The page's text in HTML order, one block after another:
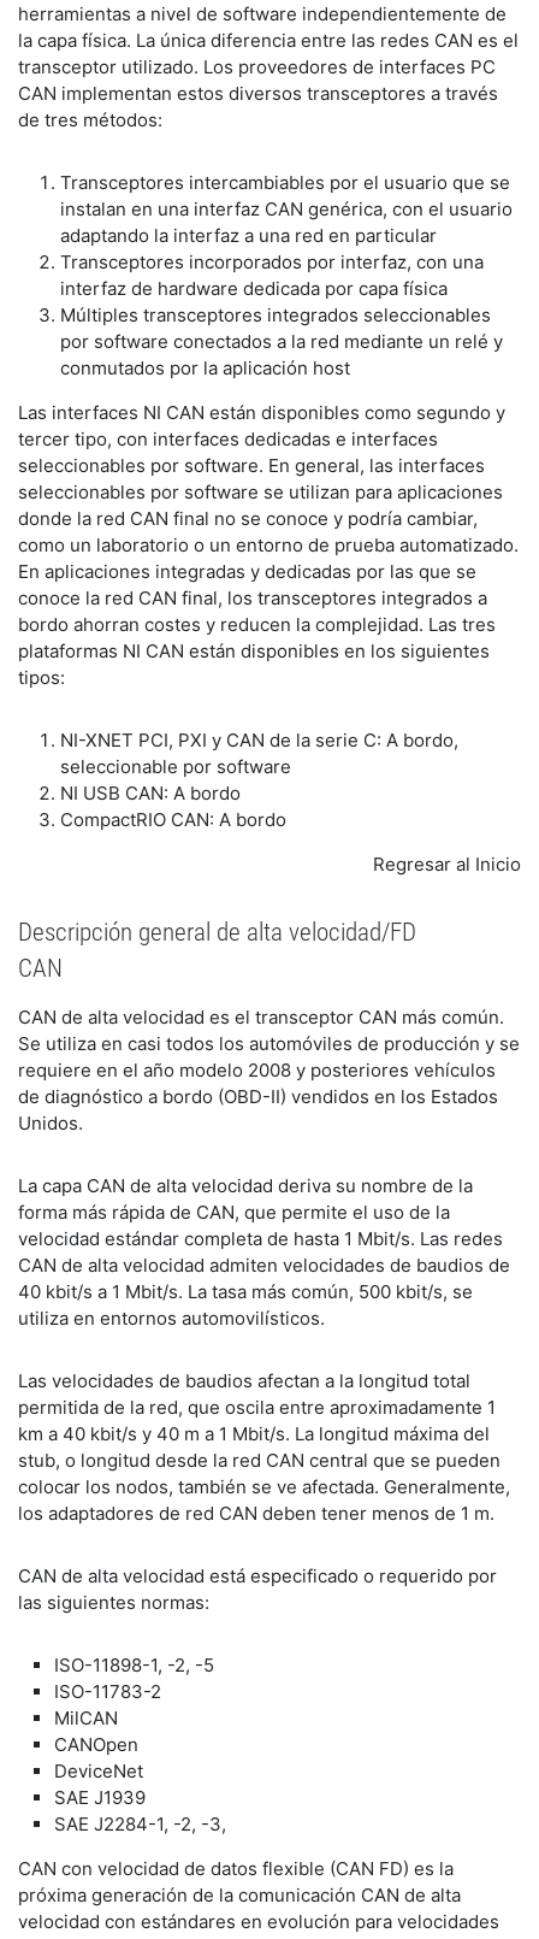
herramientas a nivel de software independientemente de
la capa física. La única diferencia entre las redes CAN es el
transceptor utilizado. Los proveedores de interfaces PC
CAN implementan estos diversos transceptores a través
de tres métodos:
Transceptores intercambiables por el usuario que se
instalan en una interfaz CAN genérica, con el usuario
adaptando la interfaz a una red en particular
Transceptores incorporados por interfaz, con una
interfaz de hardware dedicada por capa física
Múltiples transceptores integrados seleccionables
por software conectados a la red mediante un relé y
conmutados por la aplicación host
Las interfaces NI CAN están disponibles como segundo y
tercer tipo, con interfaces dedicadas e interfaces
seleccionables por software. En general, las interfaces
seleccionables por software se utilizan para aplicaciones
donde la red CAN final no se conoce y podría cambiar,
como un laboratorio o un entorno de prueba automatizado.
En aplicaciones integradas y dedicadas por las que se
conoce la red CAN final, los transceptores integrados a
bordo ahorran costes y reducen la complejidad. Las tres
plataformas NI CAN están disponibles en los siguientes
tipos:
NI-XNET PCI, PXI y CAN de la serie C: A bordo,
seleccionable por software
NI USB CAN: A bordo
CompactRIO CAN: A bordo
Regresar al Inicio
Descripción general de alta velocidad/FD
CAN
CAN de alta velocidad es el transceptor CAN más común.
Se utiliza en casi todos los automóviles de producción y se
requiere en el año modelo 2008 y posteriores vehículos
de diagnóstico a bordo (OBD-II) vendidos en los Estados
Unidos.
La capa CAN de alta velocidad deriva su nombre de la
forma más rápida de CAN, que permite el uso de la
velocidad estándar completa de hasta 1 Mbit/s. Las redes
CAN de alta velocidad admiten velocidades de baudios de
40 kbit/s a 1 Mbit/s. La tasa más común, 500 kbit/s, se
utiliza en entornos automovilísticos.
Las velocidades de baudios afectan a la longitud total
permitida de la red, que oscila entre aproximadamente 1
km a 40 kbit/s y 40 m a 1 Mbit/s. La longitud máxima del
stub, o longitud desde la red CAN central que se pueden
colocar los nodos, también se ve afectada. Generalmente,
los adaptadores de red CAN deben tener menos de 1 m.
CAN de alta velocidad está especificado o requerido por
las siguientes normas:
ISO-11898-1, -2, -5
ISO-11783-2
MilCAN
CANOpen
DeviceNet
SAE J1939
SAE J2284-1, -2, -3,
CAN con velocidad de datos flexible (CAN FD) es la
próxima generación de la comunicación CAN de alta
velocidad con estándares en evolución para velocidades